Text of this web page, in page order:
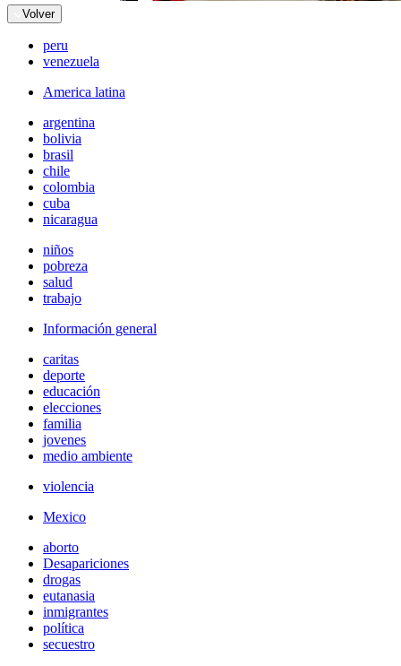
Volver
peru
venezuela
America latina
argentina
bolivia
brasil
chile
colombia
cuba
nicaragua
niños
pobreza
salud
trabajo
Información general
caritas
deporte
educación
elecciones
familia
jovenes
medio ambiente
violencia
Mexico
aborto
Desapariciones
drogas
eutanasia
inmigrantes
política
secuestro